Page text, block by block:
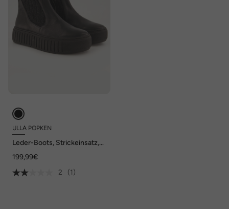
ULLA POPKEN
Leder-Boots, Strickeinsatz,
199,99€
2
(1)